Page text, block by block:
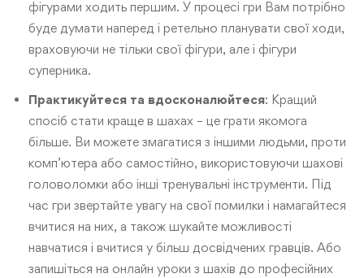
фігурами ходить першим. У процесі гри Вам потрібно
буде думати наперед і ретельно планувати свої ходи,
враховуючи не тільки свої фігури, але і фігури
суперника.
Практикуйтеся та вдосконалюйтеся: Кращий
спосіб стати краще в шахах – це грати якомога
більше. Ви можете змагатися з іншими людьми, проти
комп’ютера або самостійно, використовуючи шахові
головоломки або інші тренувальні інструменти. Під
час гри звертайте увагу на свої помилки і намагайтеся
вчитися на них, а також шукайте можливості
навчатися і вчитися у більш досвідчених гравців. Або
запишіться на онлайн уроки з шахів до професійних